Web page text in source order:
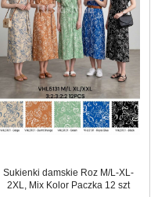
Sukienki damskie Roz M/L-XL-
2XL, Mix Kolor Paczka 12 szt